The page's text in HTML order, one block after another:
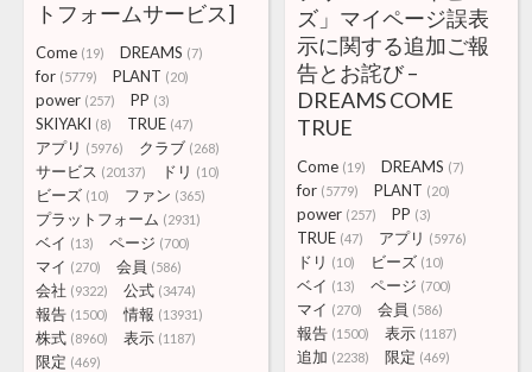
トフォームサービス]
Come (19) DREAMS (7)
for (5779) PLANT (20)
power (257) PP (3)
SKIYAKI (8) TRUE (47)
アプリ (5976) クラブ (268)
サービス (20137) ドリ (10)
ビーズ (10) ファン (365)
プラットフォーム (2931)
ベイ (13) ページ (700)
マイ (270) 会員 (586)
会社 (9322) 公式 (3474)
報告 (1500) 情報 (13931)
株式 (8960) 表示 (1187)
限定 (469)
ズ」マイページ誤表
示に関する追加ご報
告とお詫び –
DREAMS COME
TRUE
Come (19) DREAMS (7)
for (5779) PLANT (20)
power (257) PP (3)
TRUE (47) アプリ (5976)
ドリ (10) ビーズ (10)
ベイ (13) ページ (700)
マイ (270) 会員 (586)
報告 (1500) 表示 (1187)
追加 (2238) 限定 (469)